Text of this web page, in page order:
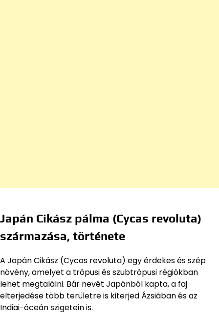
Japán Cikász pálma (Cycas revoluta)
származása, története
A Japán Cikász (Cycas revoluta) egy érdekes és szép
növény, amelyet a trópusi és szubtrópusi régiókban
lehet megtalálni. Bár nevét Japánból kapta, a faj
elterjedése több területre is kiterjed Ázsiában és az
Indiai-óceán szigetein is.